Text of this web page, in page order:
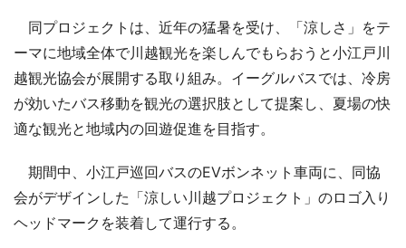
同プロジェクトは、近年の猛暑を受け、「涼しさ」をテ
ーマに地域全体で川越観光を楽しんでもらおうと小江戸川
越観光協会が展開する取り組み。イーグルバスでは、冷房
が効いたバス移動を観光の選択肢として提案し、夏場の快
適な観光と地域内の回遊促進を目指す。
期間中、小江戸巡回バスのEVボンネット車両に、同協
会がデザインした「涼しい川越プロジェクト」のロゴ入り
ヘッドマークを装着して運行する。